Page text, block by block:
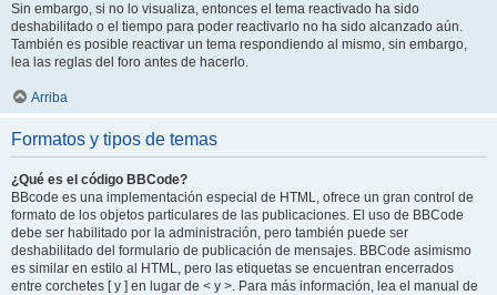
Sin embargo, si no lo visualiza, entonces el tema reactivado ha sido
deshabilitado o el tiempo para poder reactivarlo no ha sido alcanzado aún.
También es posible reactivar un tema respondiendo al mismo, sin embargo,
lea las reglas del foro antes de hacerlo.
Arriba
Formatos y tipos de temas
¿Qué es el código BBCode?
BBcode es una implementación especial de HTML, ofrece un gran control de
formato de los objetos particulares de las publicaciones. El uso de BBCode
debe ser habilitado por la administración, pero también puede ser
deshabilitado del formulario de publicación de mensajes. BBCode asimismo
es similar en estilo al HTML, pero las etiquetas se encuentran encerrados
entre corchetes [ y ] en lugar de < y >. Para más información, lea el manual de